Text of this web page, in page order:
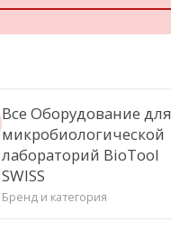
Все Оборудование для
микробиологической
лабораторий BioTool
SWISS
Бренд и категория